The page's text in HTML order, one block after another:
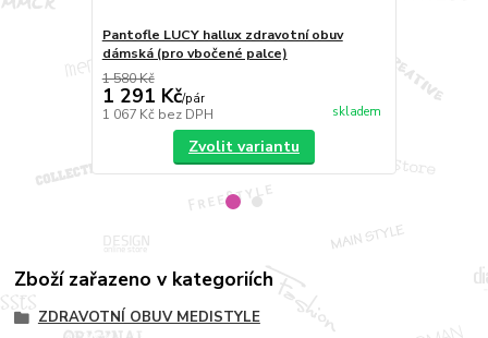
Pantofle LUCY hallux zdravotní obuv
dámská (pro vbočené palce)
1 580 Kč
1 291 Kč/pár
1 067 Kč bez DPH skladem
Zvolit variantu
1 315 Kč
1 173 Kč
Zboží zařazeno v kategoriích
ZDRAVOTNÍ OBUV MEDISTYLE